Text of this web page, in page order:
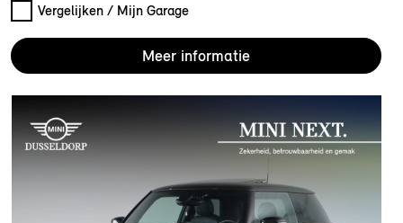
Vergelijken / Mijn Garage
Meer informatie